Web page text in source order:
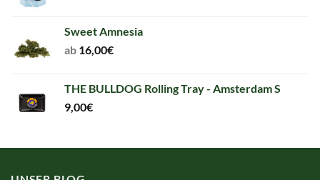
Sweet Amnesia
ab 16,00€
THE BULLDOG Rolling Tray - Amsterdam S
9,00€